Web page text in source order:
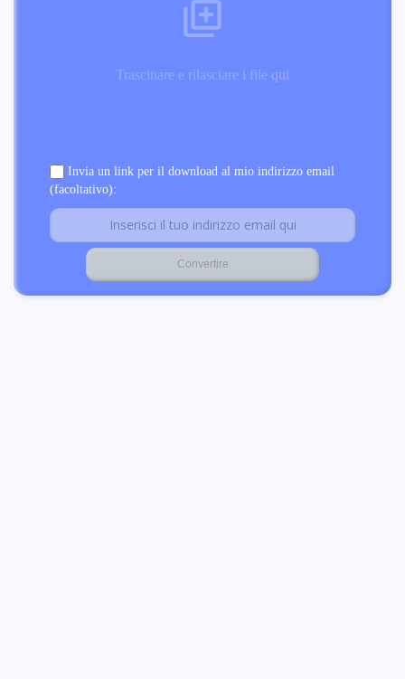
Trascinare e rilasciare i file qui
Invia un link per il download al mio indirizzo email
(facoltativo):